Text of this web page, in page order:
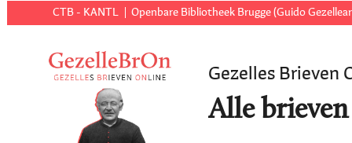
CTB - KANTL Openbare Bibliotheek Brugge (Guido
Gezelles Brieven
Alle brieven